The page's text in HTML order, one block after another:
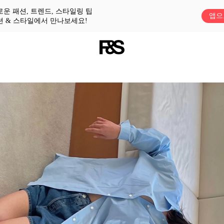
운 패션, 트렌드, 스타일링 팁
& 스타일에서 만나보세요!
앱